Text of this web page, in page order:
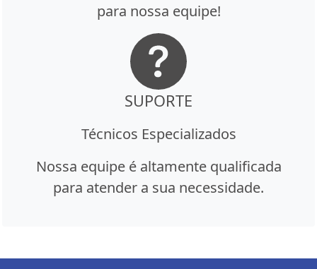
para nossa equipe!
SUPORTE
Técnicos Especializados
Nossa equipe é altamente qualificada
para atender a sua necessidade.